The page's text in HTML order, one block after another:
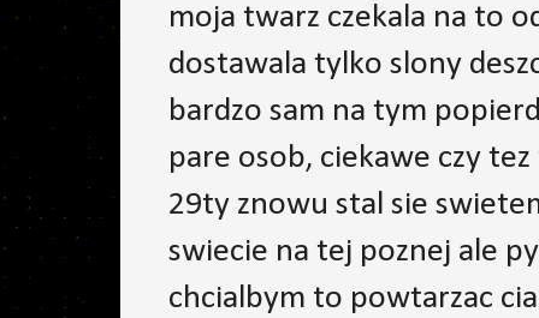
moja twarz czekala na to
dostawala tylko slony
bardzo sam na tym
pare osob, ciekawe czy
29ty znowu stal sie
swiecie na tej poznej ale
chcialbym to powtarzac